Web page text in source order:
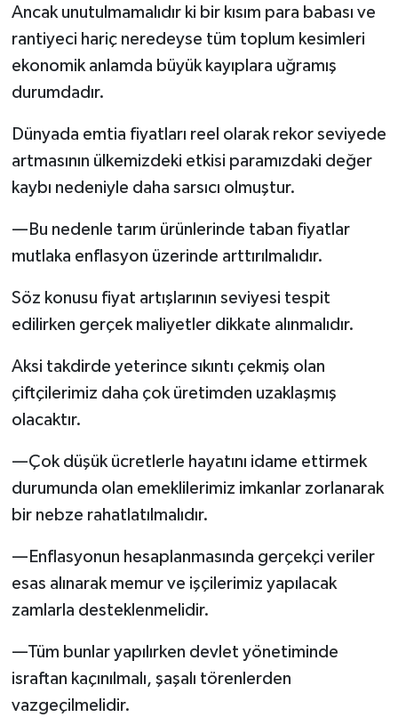
Ancak unutulmamalıdır ki bir kısım para babası ve
rantiyeci hariç neredeyse tüm toplum kesimleri
ekonomik anlamda büyük kayıplara uğramış
durumdadır.
Dünyada emtia fiyatları reel olarak rekor seviyede
artmasının ülkemizdeki etkisi paramızdaki değer
kaybı nedeniyle daha sarsıcı olmuştur.
—Bu nedenle tarım ürünlerinde taban fiyatlar
mutlaka enflasyon üzerinde arttırılmalıdır.
Söz konusu fiyat artışlarının seviyesi tespit
edilirken gerçek maliyetler dikkate alınmalıdır.
Aksi takdirde yeterince sıkıntı çekmiş olan
çiftçilerimiz daha çok üretimden uzaklaşmış
olacaktır.
—Çok düşük ücretlerle hayatını idame ettirmek
durumunda olan emeklilerimiz imkanlar zorlanarak
bir nebze rahatlatılmalıdır.
—Enflasyonun hesaplanmasında gerçekçi veriler
esas alınarak memur ve işçilerimiz yapılacak
zamlarla desteklenmelidir.
—Tüm bunlar yapılırken devlet yönetiminde
israftan kaçınılmalı, şaşalı törenlerden
vazgeçilmelidir.